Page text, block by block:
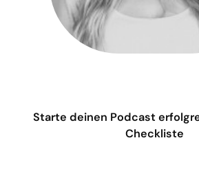
Starte deinen Podcast
Checkliste